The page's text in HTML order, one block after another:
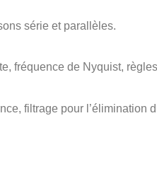
série et parallèles.
fréquence de Nyquist,
filtrage pour l’élimination